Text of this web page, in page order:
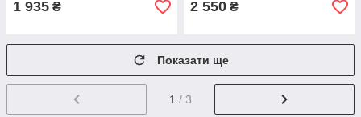
1 935 ₴ 2 550 ₴
Показати ще
1 / 3